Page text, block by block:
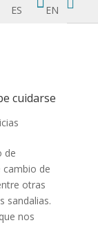
ES EN
cuidarse
de
de
otras
sandalias.
nos